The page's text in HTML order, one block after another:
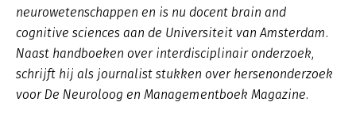
neurowetenschappen en is nu docent brain and
cognitive sciences aan de Universiteit van Amsterdam.
Naast handboeken over interdisciplinair onderzoek,
schrijft hij als journalist stukken over hersenonderzoek
voor De Neuroloog en Managementboek Magazine.